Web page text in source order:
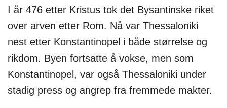
I år 476 etter Kristus tok det Bysantinske riket
over arven etter Rom. Nå var Thessaloniki
nest etter Konstantinopel i både størrelse og
rikdom. Byen fortsatte å vokse, men som
Konstantinopel, var også Thessaloniki under
stadig press og angrep fra fremmede makter.